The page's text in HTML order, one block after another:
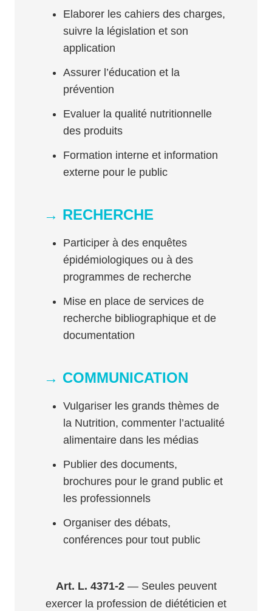
Elaborer les cahiers des charges,
suivre la législation et son
application
Assurer l’éducation et la
prévention
Evaluer la qualité nutritionnelle
des produits
Formation interne et information
externe pour le public
→ RECHERCHE
Participer à des enquêtes
épidémiologiques ou à des
programmes de recherche
Mise en place de services de
recherche bibliographique et de
documentation
→ COMMUNICATION
Vulgariser les grands thèmes de
la Nutrition, commenter l’actualité
alimentaire dans les médias
Publier des documents,
brochures pour le grand public et
les professionnels
Organiser des débats,
conférences pour tout public
Art. L. 4371-2— Seules peuvent
exercer la profession de diététicien et